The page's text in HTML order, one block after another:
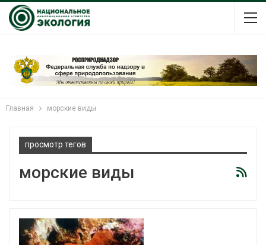
Главная морские виды
просмотр тегов
морские виды